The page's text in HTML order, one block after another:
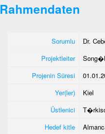
Rahmendaten
Sorumlu
Dr.
Projektleiter
Projenin Süresi
Yer(ler)
Kiel
Üstlenici
Hedef kitle